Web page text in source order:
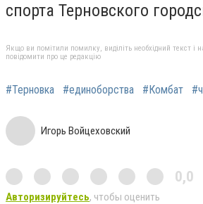
спорта Терновского
Якщо ви помітили помилку, виділіть необхідний текст і
повідомити про це редакцію
#Терновка #единоборства #Комбат
Игорь Войцеховский
0,0
Авторизируйтесь, чтобы оценить